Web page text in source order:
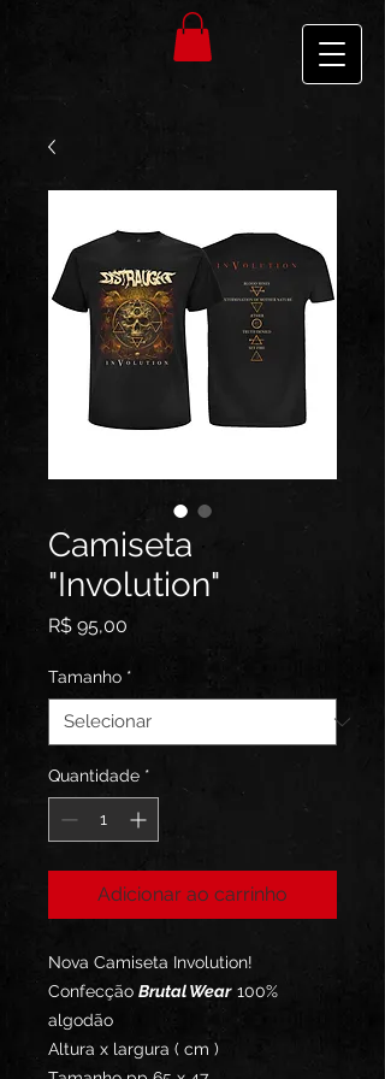
Camiseta
"Involution"
R$ 95,00
Tamanho *
Quantidade *
Adicionar ao carrinho
Nova Camiseta Involution!
Confecção Brutal Wear 100%
algodão
Altura x largura ( cm )